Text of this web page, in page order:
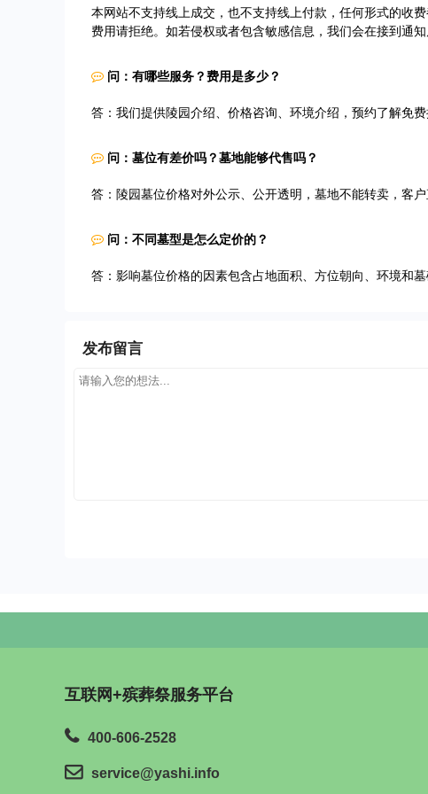
本网站不支持线上成交，也不支持线上付款，任何形式的收
费用请拒绝。如若侵权或者包含敏感信息，我们会在接到通知
问：有哪些服务？费用是多少？
答：我们提供陵园介绍、价格咨询、环境介绍，预约了解免
问：墓位有差价吗？墓地能够代售吗？
答：陵园墓位价格对外公示、公开透明，墓地不能转卖，客户
问：不同墓型是怎么定价的？
答：影响墓位价格的因素包含占地面积、方位朝向、环境和
发布留言
互联网+殡葬祭服务平台
400-606-2528
service@yashi.info